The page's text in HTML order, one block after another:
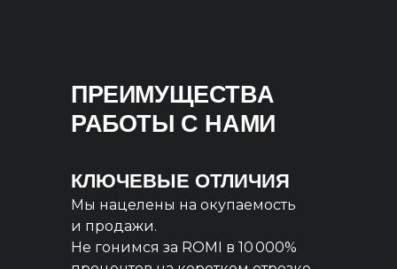
ПРЕИМУЩЕСТВА
РАБОТЫ С НАМИ
КЛЮЧЕВЫЕ ОТЛИЧИЯ
Мы нацелены на окупаемость
и продажи.
Не гонимся за ROMI в 10 000%